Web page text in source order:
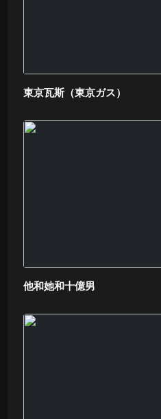
東京瓦斯（東京ガス）
他和她和十億男